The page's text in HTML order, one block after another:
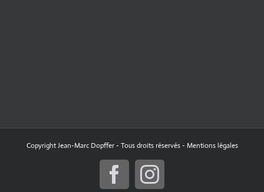
Copyright Jean-Marc Dopffer - Tous droits réservés - Mentions légales
FacebookInstagram